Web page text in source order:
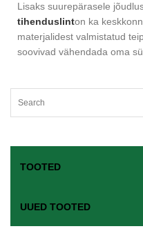
Lisaks suurepärasele
tihenduslinton ka
materjalidest valmistatud
soovivad vähendada oma
TOOTED
UUED TOOTED